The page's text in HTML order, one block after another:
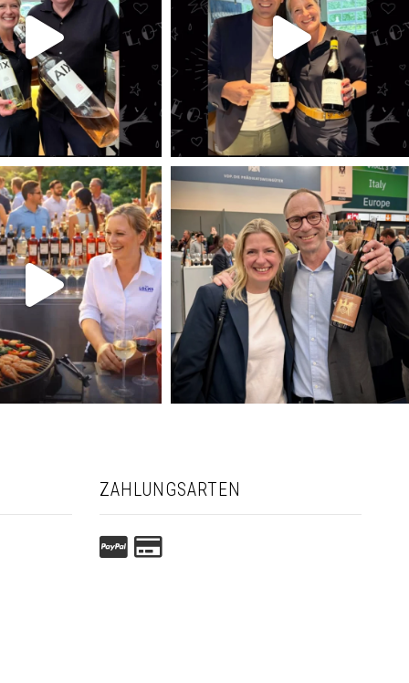
ZAHLUNGSARTEN